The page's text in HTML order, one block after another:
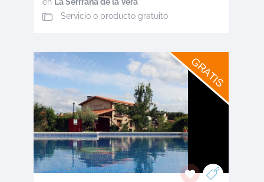
en La Serrrana de la Vera
Servicio o producto gratuito
GRATIS